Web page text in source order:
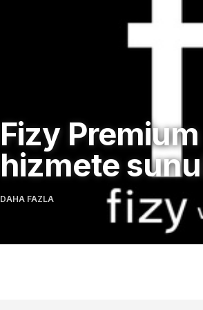
Fizy Premium
hizmete
DAHA FAZLA